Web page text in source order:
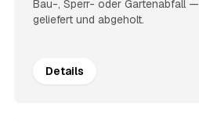
Bau-, Sperr- oder Gartenabfall —
geliefert und abgeholt.
Details